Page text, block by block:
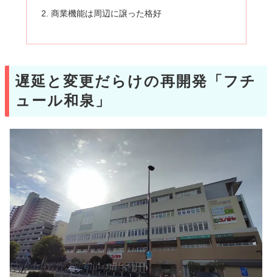
商業機能は周辺に譲った格好
遅延と変更だらけの再開発「フチ
ュール和泉」